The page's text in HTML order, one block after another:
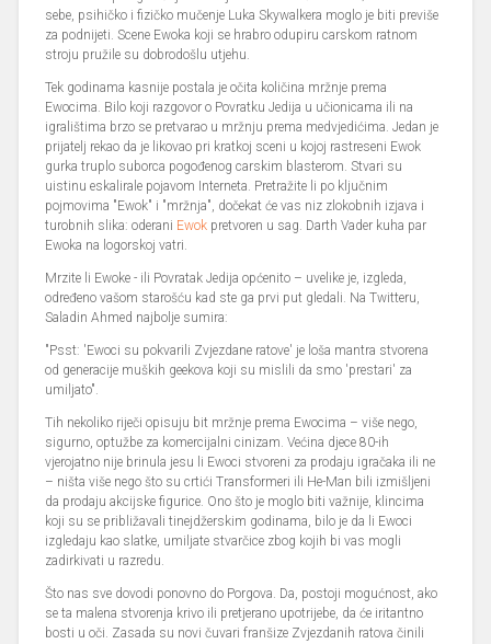
sebe, psihičko i fizičko mučenje Luka Skywalkera moglo je biti previše
za podnijeti. Scene Ewoka koji se hrabro odupiru carskom ratnom
stroju pružile su dobrodošlu utjehu.
Tek godinama kasnije postala je očita količina mržnje prema
Ewocima. Bilo koji razgovor o Povratku Jedija u učionicama ili na
igralištima brzo se pretvarao u mržnju prema medvjedićima. Jedan je
prijatelj rekao da je likovao pri kratkoj sceni u kojoj rastreseni Ewok
gurka truplo suborca pogođenog carskim blasterom. Stvari su
uistinu eskalirale pojavom Interneta. Pretražite li po ključnim
pojmovima "Ewok" i "mržnja", dočekat će vas niz zlokobnih izjava i
turobnih slika: oderani Ewok pretvoren u sag. Darth Vader kuha par
Ewoka na logorskoj vatri.
Mrzite li Ewoke - ili Povratak Jedija općenito – uvelike je, izgleda,
određeno vašom starošću kad ste ga prvi put gledali. Na Twitteru,
Saladin Ahmed najbolje sumira:
"Psst: 'Ewoci su pokvarili Zvjezdane ratove' je loša mantra stvorena
od generacije muških geekova koji su mislili da smo 'prestari' za
umiljato".
Tih nekoliko riječi opisuju bit mržnje prema Ewocima – više nego,
sigurno, optužbe za komercijalni cinizam. Većina djece 80-ih
vjerojatno nije brinula jesu li Ewoci stvoreni za prodaju igračaka ili ne
– ništa više nego što su crtići Transformeri ili He-Man bili izmišljeni
da prodaju akcijske figurice. Ono što je moglo biti važnije, klincima
koji su se približavali tinejdžerskim godinama, bilo je da li Ewoci
izgledaju kao slatke, umiljate stvarčice zbog kojih bi vas mogli
zadirkivati u razredu.
Što nas sve dovodi ponovno do Porgova. Da, postoji mogućnost, ako
se ta malena stvorenja krivo ili pretjerano upotrijebe, da će iritantno
bosti u oči. Zasada su novi čuvari franšize Zvjezdanih ratova činili